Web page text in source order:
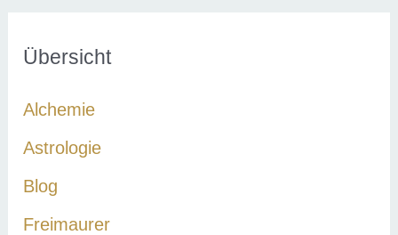
e
n
a
:
Übersicht
Alchemie
Astrologie
Blog
Freimaurer